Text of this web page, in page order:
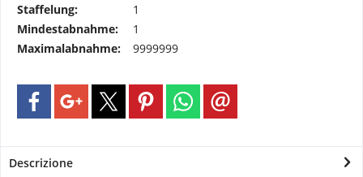
Staffelung:
1
Mindestabnahme:
1
Maximalabnahme:
9999999
Descrizione